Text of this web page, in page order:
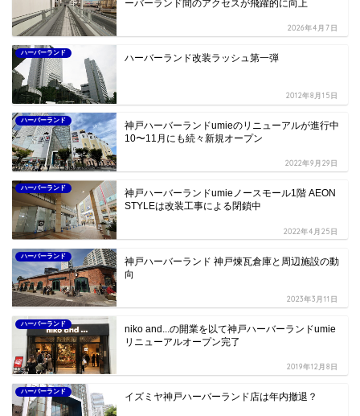
ーバーランド間のアクセスが飛躍的に向上
2026年4月7日
ハーバーランド ハーバーランド改装ラッシュ第一弾
2012年8月15日
ハーバーランド
神戸ハーバーランドumieのリニューアルが進行中
10〜11月にも続々新規オープン
2022年9月29日
ハーバーランド
神戸ハーバーランドumieノースモール1階 AEON
STYLEは改装工事による閉鎖中
2022年4月25日
ハーバーランド
神戸ハーバーランド 神戸煉瓦倉庫と周辺施設の動
向
2023年3月11日
ハーバーランド
niko and...の開業を以て神戸ハーバーランドumie
リニューアルオープン完了
2019年12月8日
ハーバーランド イズミヤ神戸ハーバーランド店は年内撤退？